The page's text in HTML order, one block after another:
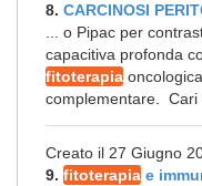
8. CARCINOSI
... o Pipac per
capacitiva profonda
fitoterapia
complementare. Cari
Creato il 27 Giugno
9. fitoterapia e